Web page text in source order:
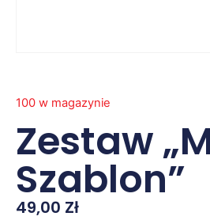
100 w magazynie
Zestaw
Szablon”
49,00 Zł